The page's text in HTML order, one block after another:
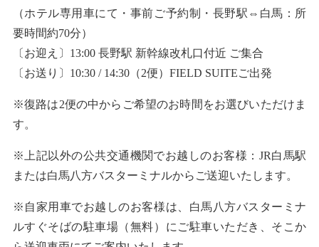
（ホテル専用車にて・事前ご予約制・長野駅⇔白馬：所
要時間約70分）
〔お迎え〕13:00 長野駅 新幹線改札口付近 ご集合
〔お送り〕10:30 / 14:30（2便）FIELD SUITEご出発
※復路は2便の中からご希望のお時間をお選びいただけま
す。
※上記以外の公共交通機関でお越しのお客様：JR白馬駅
または白馬八方バスターミナルからご送迎いたします。
※自家用車でお越しのお客様は、白馬八方バスターミナ
ルすぐそばの駐車場（無料）にご駐車いただき、そこか